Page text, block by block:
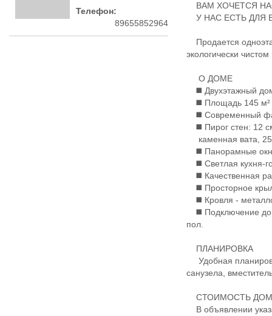
Телефон:
89655852964
ВАМ ХОЧЕТСЯ
У НАС ЕСТЬ ДЛЯ
Продается
экологически
О ДОМЕ
◼️ Двухэтажный
◼️ Площадь 145 м²
◼️ Современный
◼️ Пирог стен: 12
каменная вата,
◼️ Панорамные
◼️ Светлая кухня-
◼️ Качественная
◼️ Просторное
◼️ Кровля -
◼️ Подключение
пол.
ПЛАНИРОВКА
Удобная
санузела,
СТОИМОСТЬ
В объявлении